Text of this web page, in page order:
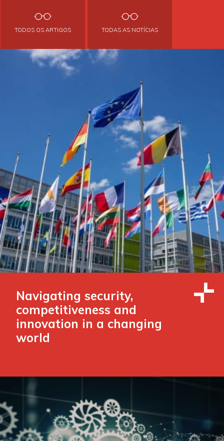
TODOS OS ARTIGOS TODAS AS NOTÍCIAS
Navigating security,
competitiveness and
innovation in a changing
world